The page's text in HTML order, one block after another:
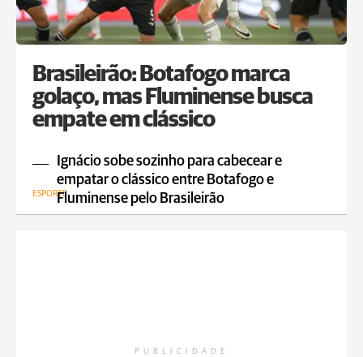
Brasileirão: Botafogo marca
golaço, mas Fluminense busca
empate em clássico
Ignácio sobe sozinho para cabecear e
empatar o clássico entre Botafogo e
Fluminense pelo Brasileirão
ESPORTE
PUBLICIDADE